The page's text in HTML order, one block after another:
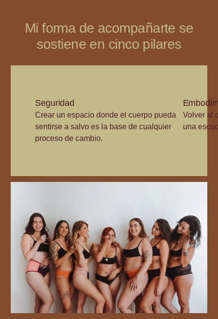
Mi forma de acompañarte se
sostiene en cinco pilares
Seguridad
Crear un espacio donde el cuerpo pueda
sentirse a salvo es la base de cualquier
proceso de cambio.
Volver al
una